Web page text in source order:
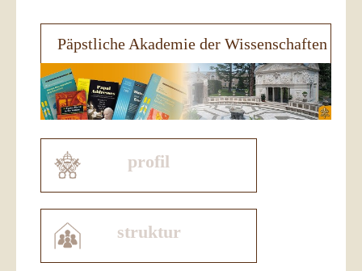
Päpstliche Akademie der Wissenschaften
profil
struktur